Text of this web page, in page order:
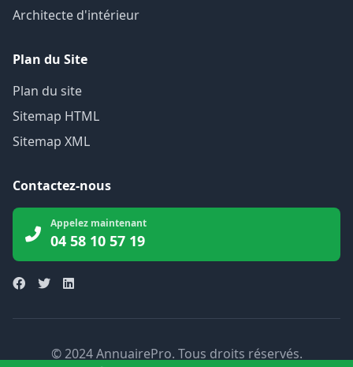
Architecte d'intérieur
Plan du Site
Plan du site
Sitemap HTML
Sitemap XML
Contactez-nous
Appelez maintenant
04 58 10 57 19
© 2024 AnnuairePro. Tous droits réservés.